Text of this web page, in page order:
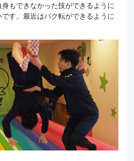
もできなかった技ができるように
す。最近はバク転ができるように